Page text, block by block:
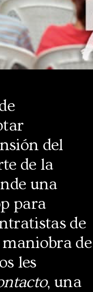
del
de la
una
para
de
de
les
, una